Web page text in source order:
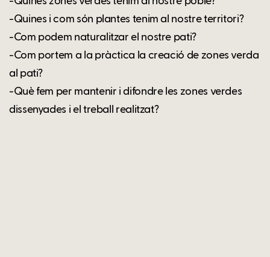
-Quines i com són plantes tenim al nostre territori?
-Com podem naturalitzar el nostre pati?
-Com portem a la pràctica la creació de zones verda
al pati?
-Què fem per mantenir i difondre les zones verdes
dissenyades i el treball realitzat?